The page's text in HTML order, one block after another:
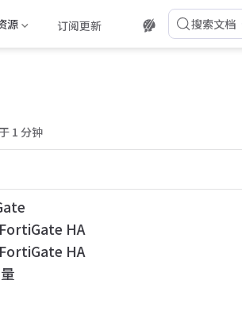
源 订阅更新 搜索文档
1 分钟
HA
HA